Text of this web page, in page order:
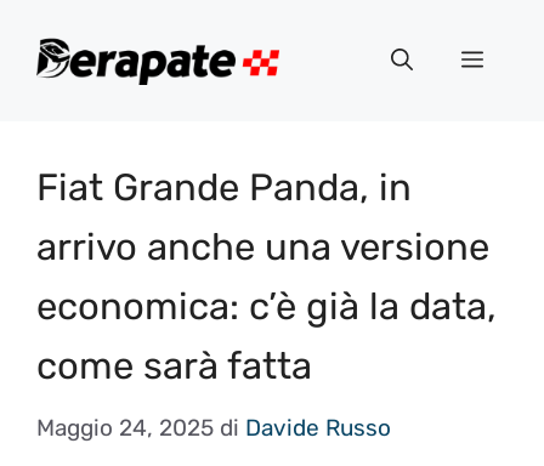
Menu
Fiat Grande Panda, in
arrivo anche una versione
economica: c’è già la data,
come sarà fatta
Maggio 24, 2025 di Davide Russo